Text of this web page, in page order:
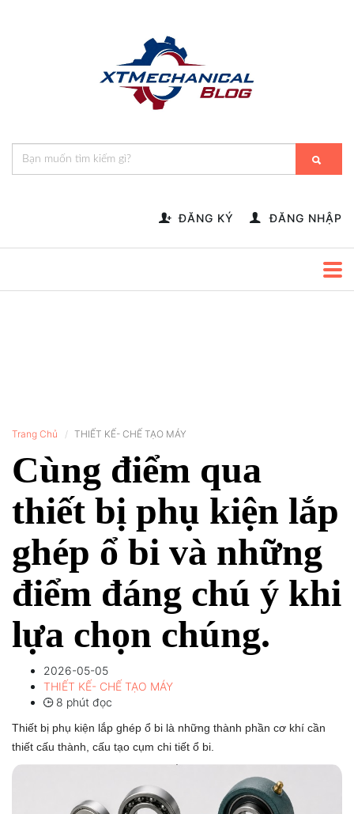
ĐĂNG KÝ ĐĂNG NHẬP
Trang Chủ THIẾT KẾ- CHẾ TẠO MÁY
Cùng điểm qua
thiết bị phụ kiện lắp
ghép ổ bi và những
điểm đáng chú ý khi
lựa chọn chúng.
2026-05-05
THIẾT KẾ- CHẾ TẠO MÁY
8 phút đọc
Thiết bị phụ kiện lắp ghép ổ bi là những thành phần cơ khí cần
thiết cấu thành, cấu tạo cụm chi tiết ổ bi.